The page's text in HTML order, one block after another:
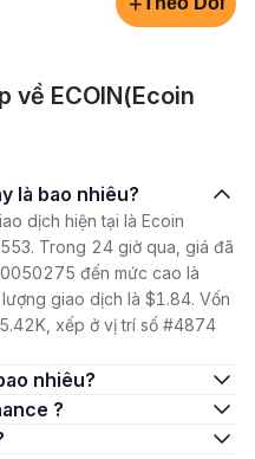
về ECOIN(Ecoin
là bao nhiêu?
dịch hiện tại là Ecoin
Trong 24 giờ qua, giá đã
đến mức cao là
giao dịch là $1.84. Vốn
xếp ở vị trí số #4874
nhiêu?
?